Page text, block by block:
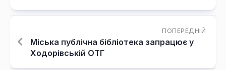
ПОПЕРЕДНІЙ
Міська публічна бібліотека запрацює у
Ходорівській ОТГ